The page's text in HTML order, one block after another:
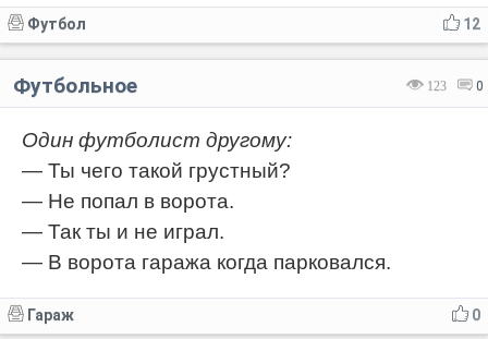
12
Футбол
123 0
Футбольное
Один футболист другому:
— Ты чего такой грустный?
— Не попал в ворота.
— Так ты и не играл.
— В ворота гаража когда парковался.
0
Гараж